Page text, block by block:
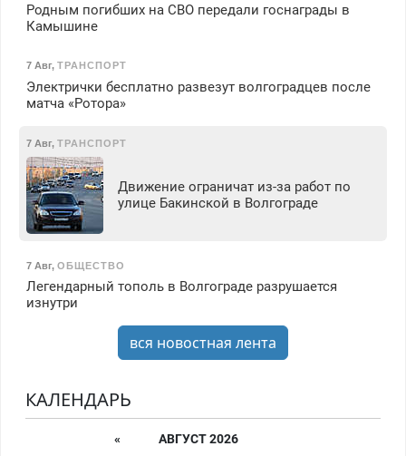
Родным погибших на СВО передали госнаграды в
Камышине
7 Авг, ТРАНСПОРТ
Электрички бесплатно развезут волгоградцев после
матча «Ротора»
7 Авг, ТРАНСПОРТ
Движение ограничат из-за работ по
улице Бакинской в Волгограде
7 Авг, ОБЩЕСТВО
Легендарный тополь в Волгограде разрушается
изнутри
вся новостная лента
КАЛЕНДАРЬ
« АВГУСТ 2026